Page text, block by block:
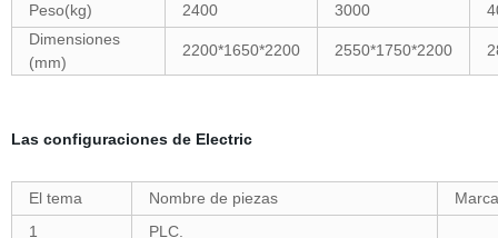
Peso(kg)
2400 3000
Dimensiones
(mm)
2200*1650*2200 2550*1750*2200
Las configuraciones de Electric
El tema Nombre de piezas
Marca
1
PLC.